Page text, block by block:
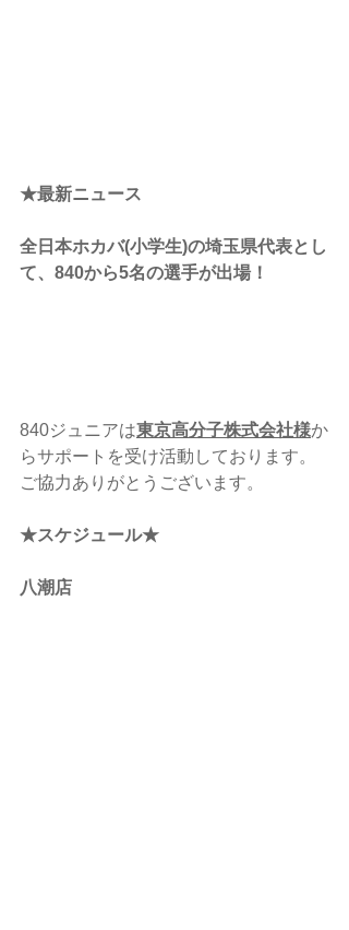
★最新ニュース
全日本ホカバ(小学生)の埼玉県代表とし
て、840から5名の選手が出場！
840ジュニアは東京高分子株式会社様か
らサポートを受け活動しております。
ご協力ありがとうございます。
★スケジュール★
八潮店